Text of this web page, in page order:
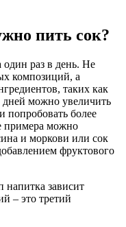
пить сок?
один раз в день. Не
композиций, а
таких как
дней можно увеличить
попробовать более
примера можно
и моркови или сок
фруктового
напитка зависит
– это третий